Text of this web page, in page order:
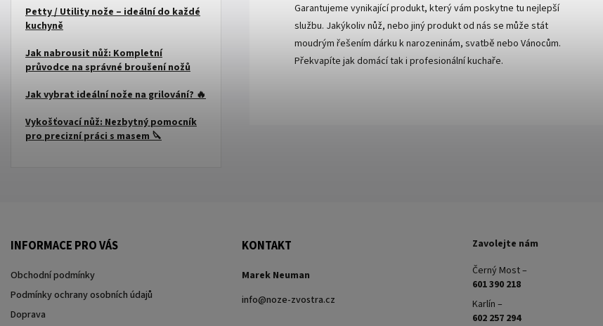
Petty / Utility nože – ideální do každé
kuchyně
Jak nabrousit nůž: Kompletní
průvodce na správné broušení nožů
Jak vybrat ideální nože na grilování? 🔥
Vykošťovací nůž: Nezbytný pomocník
pro precizní práci s masem 🔪
Garantujeme vynikající produkt, který vám poskytne tu nejlepší
službu. Jakýkoliv nůž, nebo jiný produkt od nás se může stát
moudrým řešením dárku k narozeninám, svatbě nebo Vánocům.
Překvapíte jak domácí tak i profesionální kuchaře.
INFORMACE PRO VÁS
Obchodní podmínky
Podmínky ochrany osobních údajů
Doprava
KONTAKT
Marek Neuman
info@noze-zvostra.cz
Zavolejte nám
Černý Most –
601 390 218
Karlín –
602 257 294